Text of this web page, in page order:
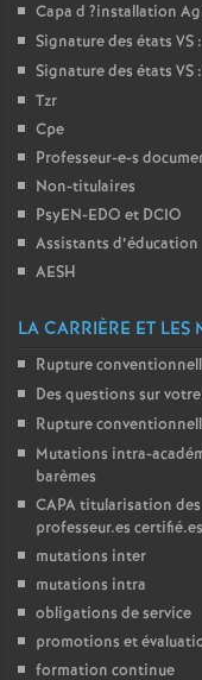
Capa d ?installation
Signature des états VS
Signature des états VS
Tzr
Cpe
Professeur-e-s
Non-titulaires
PsyEN-EDO et DCIO
Assistants d’éducation
AESH
LA CARRIÈRE ET LES
Rupture
Des questions sur
Rupture
Mutations intra-
barèmes
CAPAtitularisation des
professeur.es certifié.es
mutations inter
mutations intra
obligations de service
promotions et
formation continue